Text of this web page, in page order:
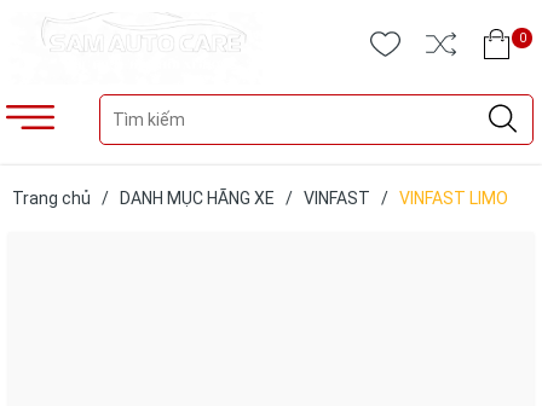
0
Trang chủ / DANH MỤC HÃNG XE / VINFAST / VINFAST LIMO